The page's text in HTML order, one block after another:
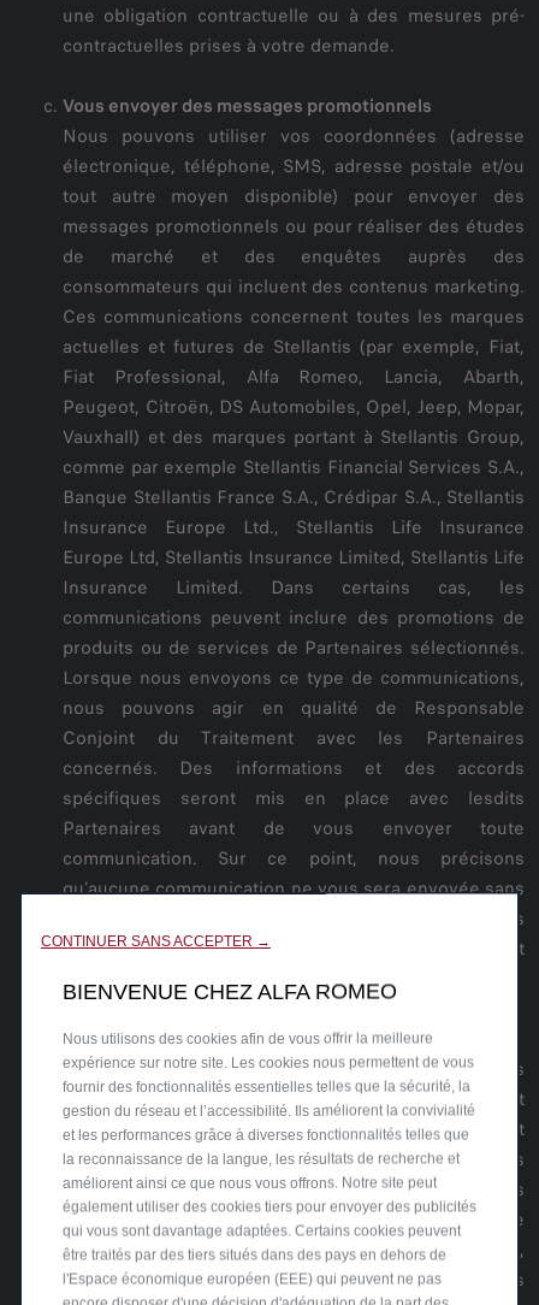
une obligation contractuelle ou à des mesures pré-
contractuelles prises à votre demande.
Vous envoyer des messages promotionnels
Nous pouvons utiliser vos coordonnées (adresse
électronique, téléphone, SMS, adresse postale et/ou
tout autre moyen disponible) pour envoyer des
messages promotionnels ou pour réaliser des études
de marché et des enquêtes auprès des
consommateurs qui incluent des contenus marketing.
Ces communications concernent toutes les marques
actuelles et futures de Stellantis (par exemple, Fiat,
Fiat Professional, Alfa Romeo, Lancia, Abarth,
Peugeot, Citroën, DS Automobiles, Opel, Jeep, Mopar,
Vauxhall) et des marques portant à Stellantis Group,
comme par exemple Stellantis Financial Services S.A.,
Banque Stellantis France S.A., Crédipar S.A., Stellantis
Insurance Europe Ltd., Stellantis Life Insurance
Europe Ltd, Stellantis Insurance Limited, Stellantis Life
Insurance Limited. Dans certains cas, les
communications peuvent inclure des promotions de
produits ou de services de Partenaires sélectionnés.
Lorsque nous envoyons ce type de communications,
nous pouvons agir en qualité de Responsable
Conjoint du Traitement avec les Partenaires
concernés. Des informations et des accords
spécifiques seront mis en place avec lesdits
Partenaires avant de vous envoyer toute
communication. Sur ce point, nous précisons
qu’aucune communication ne vous sera envoyée sans
avoir obtenu votre consentement préalable, que vous
pouvez donner en cochant les cases prévues à cet
effet.
Détecter les anomalies et améliorer nos services
Nous utilisons les Données que vous fournissez, les
Données collectées par le Navigateur, l'Appareil et
l'Application, les Données déduites de vos activités et
les Informations agrégées afin d'éviter les anomalies
dans nos Services. Par exemple, nous pouvons
détecter des anomalies lorsque vous ouvrez une
section de Notre Site Web et de Notre Application,
accédez à un lien, ou lorsqu'un bug est présent dans
CONTINUER SANS ACCEPTER →
BIENVENUE CHEZ ALFA ROMEO
Nous utilisons des cookies afin de vous offrir la meilleure
expérience sur notre site. Les cookies nous permettent de vous
fournir des fonctionnalités essentielles telles que la sécurité, la
gestion du réseau et l’accessibilité. Ils améliorent la convivialité
et les performances grâce à diverses fonctionnalités telles que
la reconnaissance de la langue, les résultats de recherche et
améliorent ainsi ce que nous vous offrons. Notre site peut
également utiliser des cookies tiers pour envoyer des publicités
qui vous sont davantage adaptées. Certains cookies peuvent
être traités par des tiers situés dans des pays en dehors de
l'Espace économique européen (EEE) qui peuvent ne pas